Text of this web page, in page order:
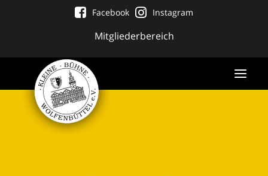
Mitgliederbereich
Facebook Instagram